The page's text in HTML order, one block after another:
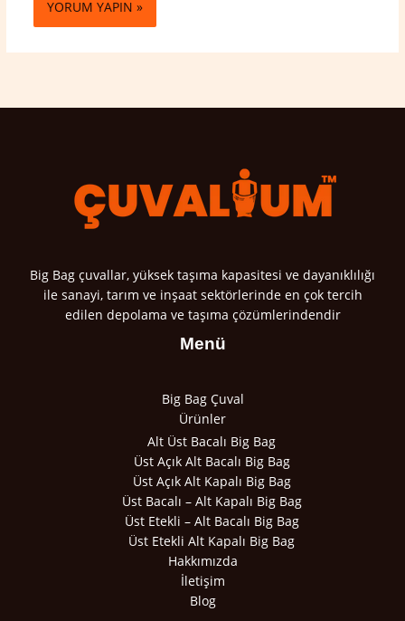
Big Bag çuvallar, yüksek taşıma kapasitesi ve dayanıklılığı
ile sanayi, tarım ve inşaat sektörlerinde en çok tercih
edilen depolama ve taşıma çözümlerindendir
Menü
Big Bag Çuval
Ürünler
Alt Üst Bacalı Big Bag
Üst Açık Alt Bacalı Big Bag
Üst Açık Alt Kapalı Big Bag
Üst Bacalı – Alt Kapalı Big Bag
Üst Etekli – Alt Bacalı Big Bag
Üst Etekli Alt Kapalı Big Bag
Hakkımızda
İletişim
Blog